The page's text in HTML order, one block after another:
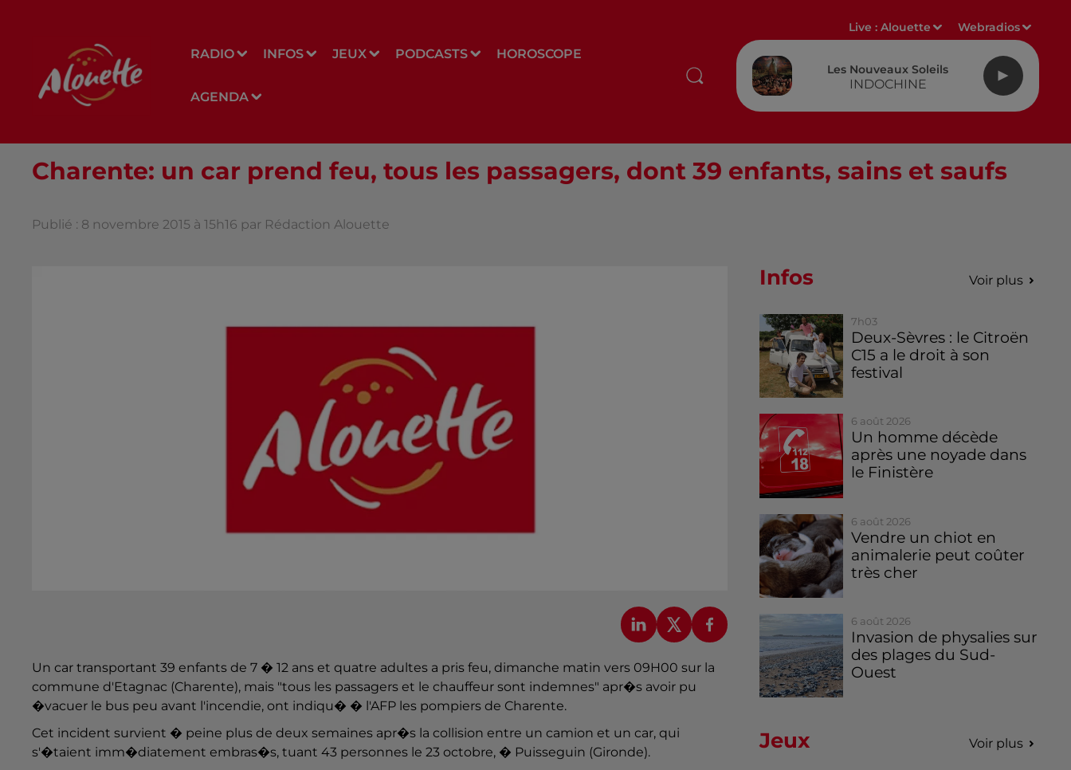
RADIO INFOS JEUX PODCASTS HOROSCOPE
AGENDA
Live :Alouette Webradios
Les Nouveaux Soleils
INDOCHINE
Charente: un car prend feu, tous les passagers, dont 39 enfants, sains et saufs
Publié : 8 novembre 2015 à 15h16 par Rédaction Alouette
Un car transportant 39 enfants de 7 � 12 ans et quatre adultes a pris feu, dimanche matin vers 09H00 sur la
commune d'Etagnac (Charente), mais "tous les passagers et le chauffeur sont indemnes" apr�s avoir pu
�vacuer le bus peu avant l'incendie, ont indiqu� � l'AFP les pompiers de Charente.
Cet incident survient � peine plus de deux semaines apr�s la collision entre un camion et un car, qui
s'�taient imm�diatement embras�s, tuant 43 personnes le 23 octobre, � Puisseguin (Gironde).
Infos Voir plus
7h03
Deux-Sèvres : le Citroën
C15 a le droit à son
festival
6 août 2026
Un homme décède
après une noyade dans
le Finistère
6 août 2026
Vendre un chiot en
animalerie peut coûter
très cher
6 août 2026
Invasion de physalies sur
des plages du Sud-
Ouest
Jeux Voir plus